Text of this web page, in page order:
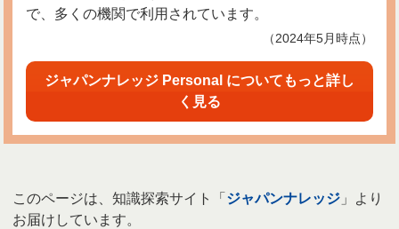
で、多くの機関で利用されています。
（2024年5月時点）
ジャパンナレッジ Personal についてもっと詳し
く見る
このページは、知識探索サイト「 ジャパンナレッジ 」より
お届けしています。